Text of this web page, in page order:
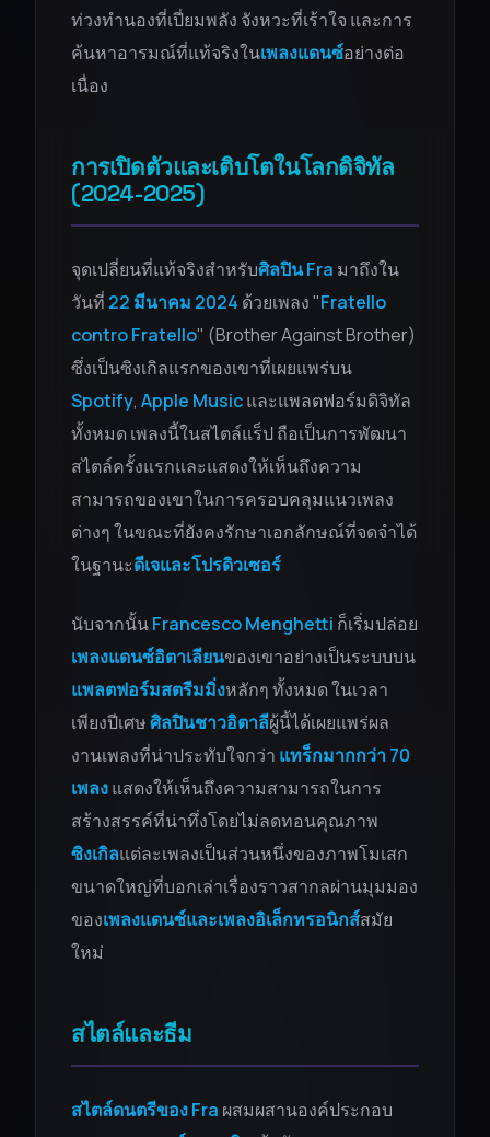
ท่วงทำนองที่เปี่ยมพลัง จังหวะที่เร้าใจ และการ
ค้นหาอารมณ์ที่แท้จริงในเพลงแดนซ์อย่างต่อ
เนื่อง
การเปิดตัวและเติบโตในโลกดิจิทัล
(2024-2025)
จุดเปลี่ยนที่แท้จริงสำหรับศิลปิน Fra มาถึงใน
วันที่ 22 มีนาคม 2024 ด้วยเพลง "Fratello
contro Fratello" (Brother Against Brother)
ซึ่งเป็นซิงเกิลแรกของเขาที่เผยแพร่บน
Spotify, Apple Musicและแพลตฟอร์มดิจิทัล
ทั้งหมด เพลงนี้ในสไตล์แร็ป ถือเป็นการพัฒนา
สไตล์ครั้งแรกและแสดงให้เห็นถึงความ
สามารถของเขาในการครอบคลุมแนวเพลง
ต่างๆ ในขณะที่ยังคงรักษาเอกลักษณ์ที่จดจำได้
ในฐานะดีเจและโปรดิวเซอร์
นับจากนั้นFrancesco Menghetti ก็เริ่มปล่อย
เพลงแดนซ์อิตาเลียนของเขาอย่างเป็นระบบบน
แพลตฟอร์มสตรีมมิ่งหลักๆ ทั้งหมด ในเวลา
เพียงปีเศษศิลปินชาวอิตาลีผู้นี้ได้เผยแพร่ผล
งานเพลงที่น่าประทับใจกว่า แทร็กมากกว่า 70
เพลงแสดงให้เห็นถึงความสามารถในการ
สร้างสรรค์ที่น่าทึ่งโดยไม่ลดทอนคุณภาพ
ซิงเกิลแต่ละเพลงเป็นส่วนหนึ่งของภาพโมเสก
ขนาดใหญ่ที่บอกเล่าเรื่องราวสากลผ่านมุมมอง
ของเพลงแดนซ์และเพลงอิเล็กทรอนิกส์สมัย
ใหม่
สไตล์และธีม
สไตล์ดนตรีของ Fra ผสมผสานองค์ประกอบ